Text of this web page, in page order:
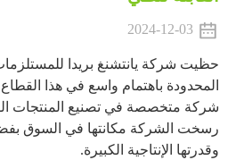
2024-12-03
حظيت شركة يانتشنغ بريدا
المحدودة باهتمام واسع في هذا
شركة متخصصة في تصنيع المنتجات
رسخت الشركة مكانتها في السوق
وقدرتها الإنتاجية الكبيرة.